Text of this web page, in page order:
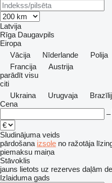
Latvija
Rīga Daugavpils
Eiropa
Vācija
Nīderlande Polija
Francija
Austrija
parādīt visu
citi
Ukraina
Urugvaja
Cena
–
Sludinājuma veids
pārdošana izsole no ražotāja
piemaksu maiņa
Stāvoklis
jauns lietots uz rezerves daļām
Izlaiduma gads